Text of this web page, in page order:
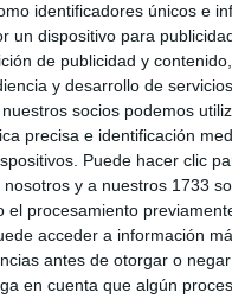
identificadores únicos e
un dispositivo para
de publicidad y contenido,
y desarrollo de
socios podemos
precisa e identificación
Puede hacer clic
y a nuestros 1733
el procesamiento
acceder a información
antes de otorgar o
en cuenta que algún